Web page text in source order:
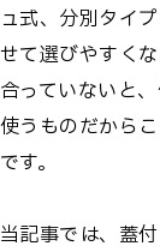
ュ式、分別タイ
せて選びやすく
合っていないと
使うものだから
です。
当記事では、蓋